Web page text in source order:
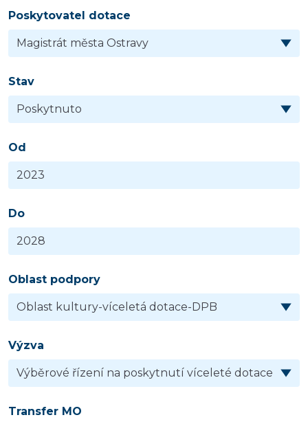
Poskytovatel dotace
Stav
Od
Do
Oblast podpory
Výzva
Transfer MO